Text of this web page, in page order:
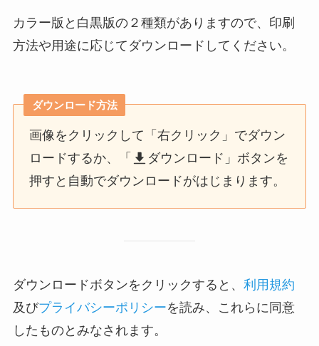
カラー版と白黒版の２種類がありますので、印刷
方法や用途に応じてダウンロードしてください。
ダウンロード方法
画像をクリックして「右クリック」でダウン
ロードするか、「
ダウンロード」ボタンを
押すと自動でダウンロードがはじまります。
ダウンロードボタンをクリックすると、 利用規約
及びプライバシーポリシーを読み、これらに同意
したものとみなされます。